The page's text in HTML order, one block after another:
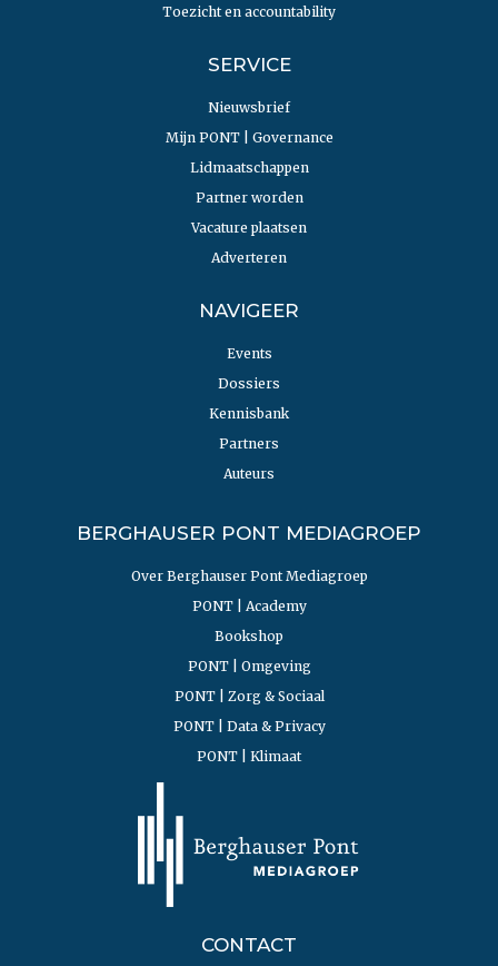
Toezicht en accountability
SERVICE
Nieuwsbrief
Mijn PONT | Governance
Lidmaatschappen
Partner worden
Vacature plaatsen
Adverteren
NAVIGEER
Events
Dossiers
Kennisbank
Partners
Auteurs
BERGHAUSER PONT MEDIAGROEP
Over Berghauser Pont Mediagroep
PONT | Academy
Bookshop
PONT | Omgeving
PONT | Zorg & Sociaal
PONT | Data & Privacy
PONT | Klimaat
CONTACT